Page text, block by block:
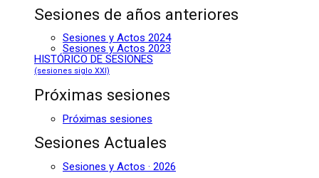
Sesiones de años anteriores
Sesiones y Actos 2024
Sesiones y Actos 2023
HISTÓRICO DE SESIONES
(sesiones siglo XXI)
Próximas sesiones
Próximas sesiones
Sesiones Actuales
Sesiones y Actos · 2026